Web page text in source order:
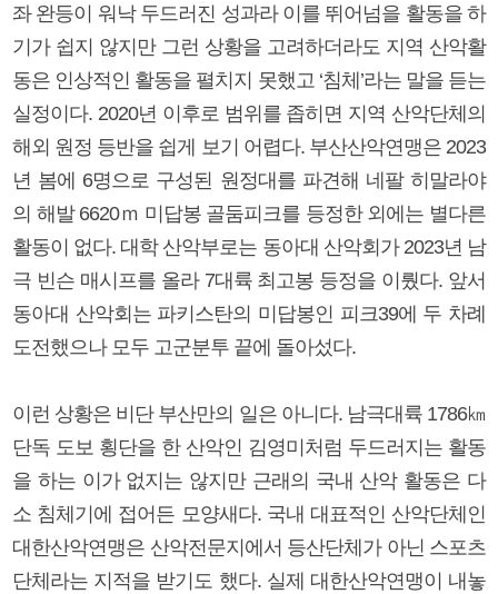
좌 완등이 워낙 두드러진 성과라 이를 뛰어넘을 활동을 하
기가 쉽지 않지만 그런 상황을 고려하더라도 지역 산악활
동은 인상적인 활동을 펼치지 못했고 ‘침체’라는 말을 듣는
실정이다. 2020년 이후로 범위를 좁히면 지역 산악단체의
해외 원정 등반을 쉽게 보기 어렵다. 부산산악연맹은 2023
년 봄에 6명으로 구성된 원정대를 파견해 네팔 히말라야
의 해발 6620ｍ 미답봉 골둠피크를 등정한 외에는 별다른
활동이 없다. 대학 산악부로는 동아대 산악회가 2023년 남
극 빈슨 매시프를 올라 7대륙 최고봉 등정을 이뤘다. 앞서
동아대 산악회는 파키스탄의 미답봉인 피크39에 두 차례
도전했으나 모두 고군분투 끝에 돌아섰다.
이런 상황은 비단 부산만의 일은 아니다. 남극대륙 1786㎞
단독 도보 횡단을 한 산악인 김영미처럼 두드러지는 활동
을 하는 이가 없지는 않지만 근래의 국내 산악 활동은 다
소 침체기에 접어든 모양새다. 국내 대표적인 산악단체인
대한산악연맹은 산악전문지에서 등산단체가 아닌 스포츠
단체라는 지적을 받기도 했다. 실제 대한산악연맹이 내놓